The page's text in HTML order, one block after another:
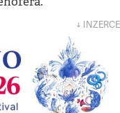
↓ INZERCE